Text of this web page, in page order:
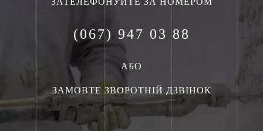
(067) 947 03 88
АБО
ЗАМОВТЕ ЗВОРОТНІЙ ДЗВІНОК